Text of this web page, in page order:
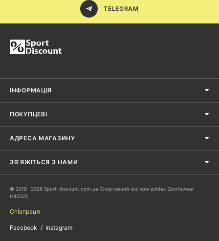
TELEGRAM
ІНФОРМАЦІЯ
ПОКУПЦЕВІ
АДРЕСА МАГАЗИНУ
ЗВ'ЯЖІТЬСЯ З НАМИ
© 2018- 2026 Sport-discount.com.ua Спортивний костюм adidas Sportswear
H42025
Співпраця
Facebook Instagram